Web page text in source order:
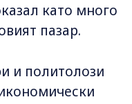
като много
пазар.
и политолози